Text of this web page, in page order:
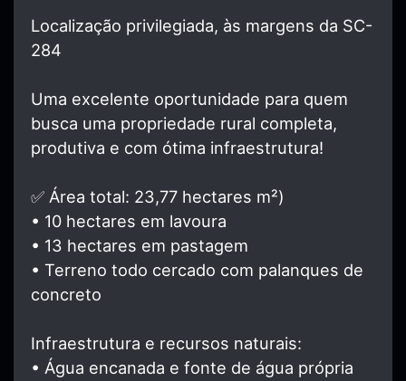
Localização privilegiada, às margens da SC-
284
Uma excelente oportunidade para quem
busca uma propriedade rural completa,
produtiva e com ótima infraestrutura!
✅ Área total: 23,77 hectares m²)
• 10 hectares em lavoura
• 13 hectares em pastagem
• Terreno todo cercado com palanques de
concreto
Infraestrutura e recursos naturais:
• Água encanada e fonte de água própria